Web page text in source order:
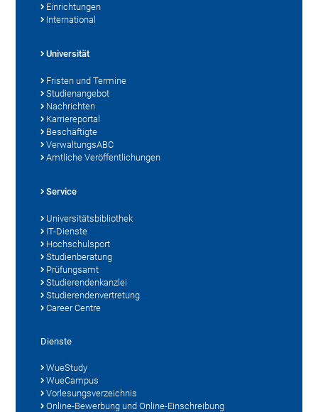
Einrichtungen
International
Universität
Fristen und Termine
Studienangebot
Nachrichten
Karriereportal
Beschäftigte
VerwaltungsABC
Amtliche Veröffentlichungen
Service
Universitätsbibliothek
IT-Dienste
Hochschulsport
Studienberatung
Prüfungsamt
Studierendenkanzlei
Studierendenvertretung
Career Centre
Dienste
WueStudy
WueCampus
Vorlesungsverzeichnis
Online-Bewerbung und Online-Einschreibung